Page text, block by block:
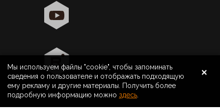
8 800 500 40 40 Астрахань
Да
Поиск
Мы используем файлы "cookie", чтобы запоминать
сведения о пользователе и отображать подходящую
ему рекламу и другие материалы. Получить более
подробную информацию можно здесь
×